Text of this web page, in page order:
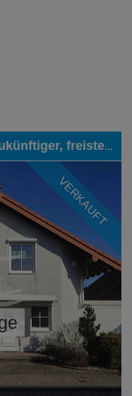
BEREITS VERKAUFT | Ihr zukünftiger, freistehender Wohntraum, mit gleich zwei Garagen, in Langerwehe-Luchem
VERKAUFT